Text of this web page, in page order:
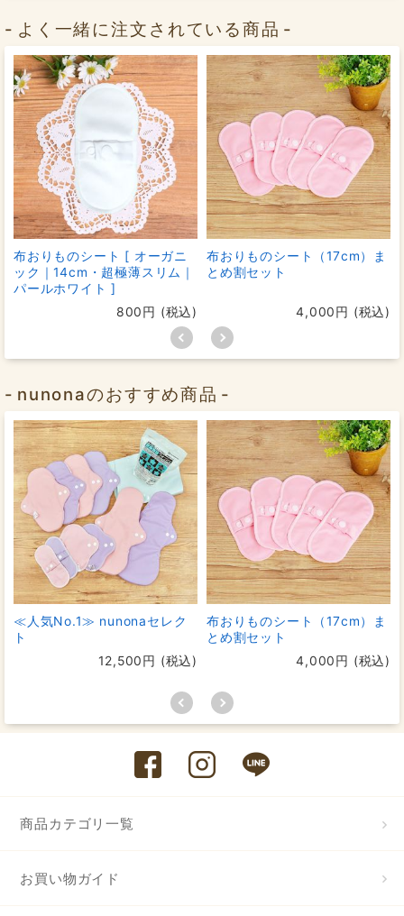
幅広設計で漏れをガード
「小さいと漏れが不安」「ふとしたときに下着を汚して
しまう」というお客様の声にお応えして
布ナプキン本体だけでなく吸収体部分も広い
仕事でよくある前後漏れや、寝返りによる伝え漏れな
ど、ドバっと出たときもしっかり吸収してくれます。
漏れないのにムレない
nunonaではすべての布ナプキンに 湿気は逃すのに水は
逃さない特別な「透湿防水布」を採用しています。
この漏れにくくムレにくい「透湿防水布」によって、防
にくい
のが特徴です。
よく一緒に注文されている商品
布おりものシート [ オーガニ
ック｜14cm・超極薄スリム｜
パールホワイト ]
800円 (税込)
布おりものシート（17cm）ま
とめ割セット
4,000円 (税込)
nunonaのおすすめ商品
≪人気No.1≫ nunonaセレク
ト
12,500円 (税込)
布おりものシート（17cm）ま
とめ割セット
4,000円 (税込)
商品カテゴリ一覧
お買い物ガイド